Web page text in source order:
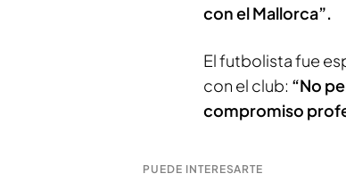
con el Mallorca”.
El futbolista fue
con el club: “No
compromiso
PUEDE INTERESARTE